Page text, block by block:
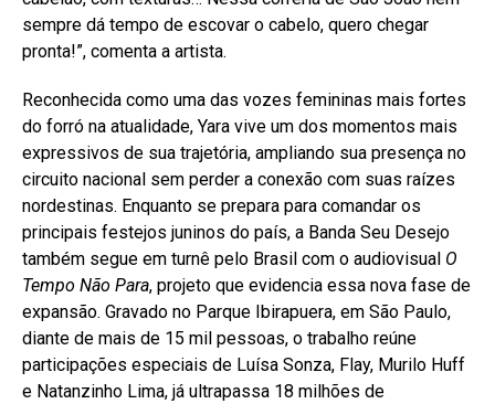
sempre dá tempo de escovar o cabelo, quero chegar
pronta!”, comenta a artista.
Reconhecida como uma das vozes femininas mais fortes
do forró na atualidade, Yara vive um dos momentos mais
expressivos de sua trajetória, ampliando sua presença no
circuito nacional sem perder a conexão com suas raízes
nordestinas. Enquanto se prepara para comandar os
principais festejos juninos do país, a Banda Seu Desejo
também segue em turnê pelo Brasil com o audiovisual O
Tempo Não Para, projeto que evidencia essa nova fase de
expansão. Gravado no Parque Ibirapuera, em São Paulo,
diante de mais de 15 mil pessoas, o trabalho reúne
participações especiais de Luísa Sonza, Flay, Murilo Huff
e Natanzinho Lima, já ultrapassa 18 milhões de